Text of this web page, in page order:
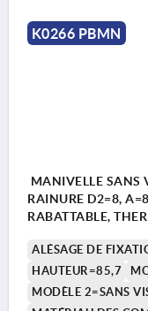
K0266 PBMN
MANIVELLE SANS
RAINURE D2=8,
RABATTABLE,
ALÉSAGE DE
HAUTEUR=85,7
MODÈLE 2=SANS